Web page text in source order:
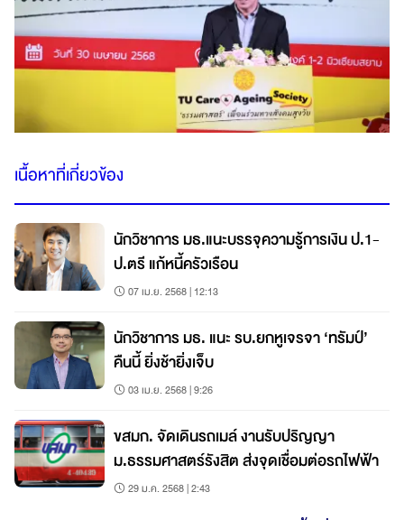
เนื้อหาที่เกี่ยวข้อง
นักวิชาการ มธ.แนะบรรจุความรู้การเงิน ป.1-
ป.ตรี แก้หนี้ครัวเรือน
07 เม.ย. 2568 | 12:13
นักวิชาการ มธ. แนะ รบ.ยกหูเจรจา ‘ทรัมป์’
คืนนี้ ยิ่งช้ายิ่งเจ็บ
03 เม.ย. 2568 | 9:26
ขสมก. จัดเดินรถเมล์ งานรับปริญญา
ม.ธรรมศาสตร์รังสิต ส่งจุดเชื่อมต่อรถไฟฟ้า
29 ม.ค. 2568 | 2:43